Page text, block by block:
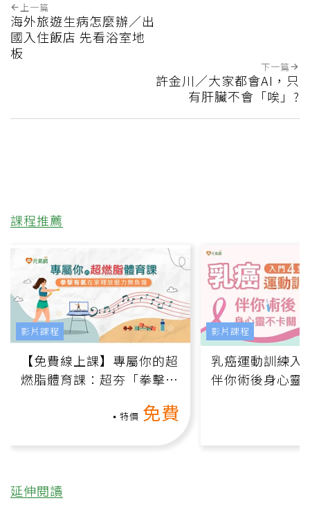
上一篇
海外旅遊生病怎麼辦／出
國入住飯店 先看浴室地
板
下一篇
許金川／大家都會AI，只
有肝臟不會「唉」?
課程推薦
【免費線上課】專屬你的超
燃脂體育課：超夯「拳擊有
特價 免費
影片課程
乳癌運動訓練入
伴你術後身心靈
影片課程
延伸閱讀